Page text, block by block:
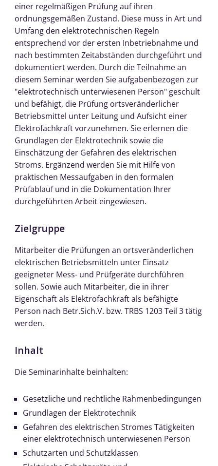
einer regelmäßigen Prüfung auf ihren
ordnungsgemäßen Zustand. Diese muss in Art und
Umfang den elektrotechnischen Regeln
entsprechend vor der ersten Inbetriebnahme und
nach bestimmten Zeitabständen durchgeführt und
dokumentiert werden. Durch die Teilnahme an
diesem Seminar werden Sie aufgabenbezogen zur
"elektrotechnisch unterwiesenen Person" geschult
und befähigt, die Prüfung ortsveränderlicher
Betriebsmittel unter Leitung und Aufsicht einer
Elektrofachkraft vorzunehmen. Sie erlernen die
Grundlagen der Elektrotechnik sowie die
Einschätzung der Gefahren des elektrischen
Stroms. Ergänzend werden Sie mit Hilfe von
praktischen Messaufgaben in den formalen
Prüfablauf und in die Dokumentation Ihrer
durchgeführten Arbeit eingewiesen.
Zielgruppe
Mitarbeiter die Prüfungen an ortsveränderlichen
elektrischen Betriebsmitteln unter Einsatz
geeigneter Mess- und Prüfgeräte durchführen
sollen. Sowie auch Mitarbeiter, die in ihrer
Eigenschaft als Elektrofachkraft als befähigte
Person nach Betr.Sich.V. bzw. TRBS 1203 Teil 3 tätig
werden.
Inhalt
Die Seminarinhalte beinhalten:
Gesetzliche und rechtliche Rahmenbedingungen
Grundlagen der Elektrotechnik
Gefahren des elektrischen Stromes Tätigkeiten
einer elektrotechnisch unterwiesenen Person
Schutzarten und Schutzklassen